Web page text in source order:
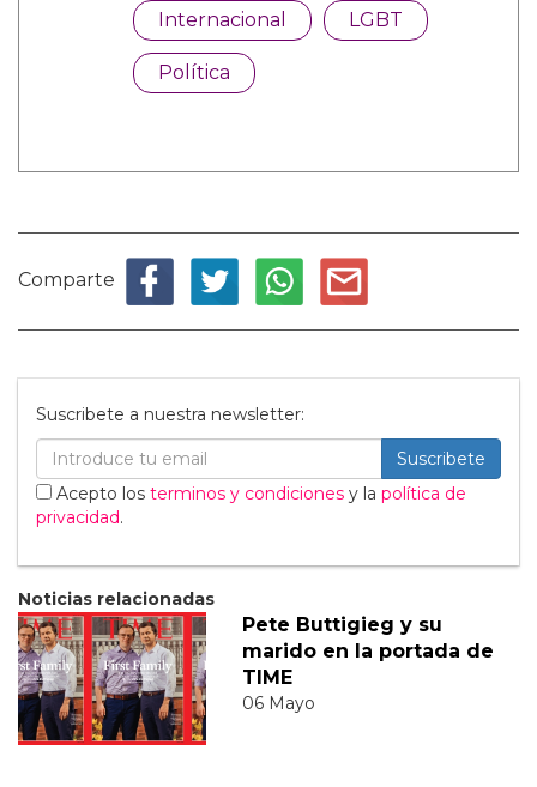
Internacional LGBT
Política
Comparte
Suscribete a nuestra newsletter:
Suscribete
Acepto los terminos y condiciones y la política de
privacidad.
Noticias relacionadas
Pete Buttigieg y su
marido en la portada de
TIME
06 Mayo